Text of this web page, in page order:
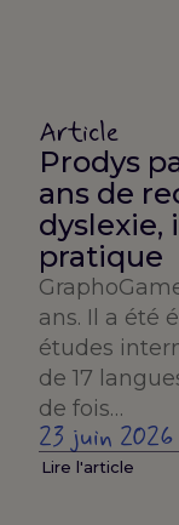
Article
Prodys
ans de
dyslexie,
pratique
ans. Il a été
études
de 17
de fois…
23 juin 2026
Lire l'article